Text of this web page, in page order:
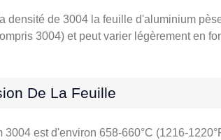
densité de 3004 la feuille d'aluminium
3004) et peut varier légèrement en
De La Feuille
est d'environ 658-660°C (1216-